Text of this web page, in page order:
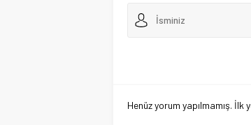
Henüz yorum yapılmamış. İlk